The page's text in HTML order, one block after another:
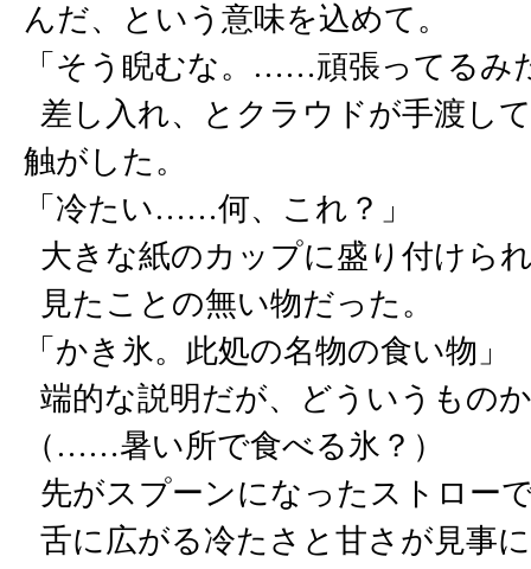
んだ、という意味を込めて。
「そう睨むな。……頑張ってるみ
差し入れ、とクラウドが手渡し
触がした。
「冷たい……何、これ？」
大きな紙のカップに盛り付けら
見たことの無い物だった。
「かき氷。此処の名物の食い物」
端的な説明だが、どういうもの
（……暑い所で食べる氷？）
先がスプーンになったストロー
舌に広がる冷たさと甘さが見事